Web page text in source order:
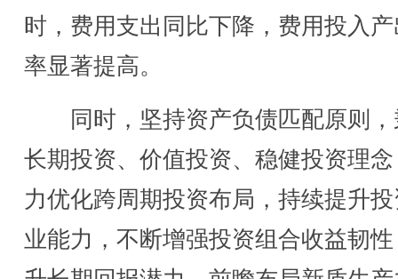
时，费用支出同比下降，费用投入
率显著提高。
同时，坚持资产负债匹配原则，
长期投资、价值投资、稳健投资理
力优化跨周期投资布局，持续提升
业能力，不断增强投资组合收益韧